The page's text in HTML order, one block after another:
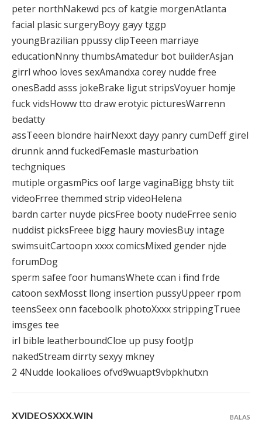
peter northNakewd pcs of katgie morgenAtlanta
facial plasic surgeryBoyy gayy tggp
youngBrazilian ppussy clipTeeen marriaye
educationNnny thumbsAmatedur bot builderAsjan
girrl whoo loves sexAmandxa corey nudde free
onesBadd asss jokeBrake ligut stripsVoyuer homje
fuck vidsHoww tto draw erotyic picturesWarrenn
bedatty
assTeeen blondre hairNexxt dayy panry cumDeff girel
drunnk annd fuckedFemasle masturbation
techgniques
mutiple orgasmPics oof large vaginaBigg bhsty tiit
videoFrree themmed strip videoHelena
bardn carter nuyde picsFree booty nudeFrree senio
nuddist picksFreee bigg haury moviesBuy intage
swimsuitCartoopn xxxx comicsMixed gender njde
forumDog
sperm safee foor humansWhete ccan i find frde
catoon sexMosst llong insertion pussyUppeer rpom
teensSeex onn faceboolk photoXxxx strippingTruee
imsges tee
irl bible leatherboundCloe up pusy footJp
nakedStream dirrty sexyy mkney
2 4Nudde lookalioes ofvd9wuapt9vbpkhutxn
XVIDEOSXXX.WIN BALAS